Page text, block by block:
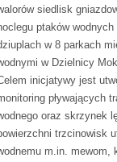
siedlisk
ptaków
w 8 parkach
w Dzielnicy
inicjatywy jest
pływających
oraz skrzynek
trzcinowisk
m.in. mewom,